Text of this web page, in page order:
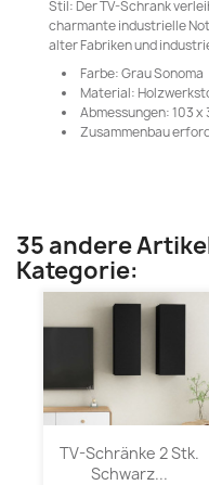
Stil: Der TV-Schrank
charmante industrielle
alter Fabriken und
Farbe: Grau Sonoma
Material:
Abmessungen: 103 x
Zusammenbau
35 andere
Kategorie:
TV-Schränke 2 Stk.
Schwarz...